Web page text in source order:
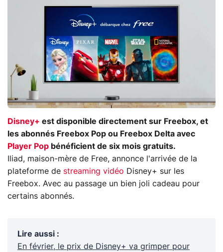
Disney+ est disponible directement sur Freebox, et
les abonnés Freebox Pop ou Freebox Delta avec
Player Pop bénéficient de six mois gratuits.
Iliad, maison-mère de Free, annonce l'arrivée de la
plateforme de streaming vidéo Disney+ sur les
Freebox. Avec au passage un bien joli cadeau pour
certains abonnés.
Lire aussi :
En février, le prix de Disney+ va grimper pour